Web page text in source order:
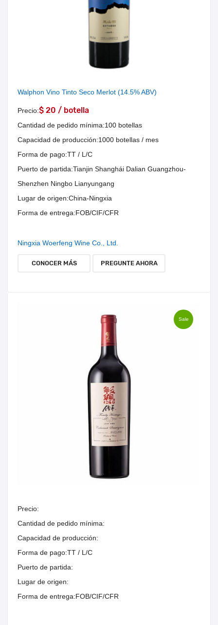
Walphon Vino Tinto Seco Merlot (14.5% ABV)
Precio:$ 20 / botella
Cantidad de pedido mínima:100 botellas
Capacidad de producción:1000 botellas / mes
Forma de pago:TT / L/C
Puerto de partida:Tianjin Shanghái Dalian Guangzhou-
Shenzhen Ningbo Lianyungang
Lugar de origen:China-Ningxia
Forma de entrega:FOB/CIF/CFR
Ningxia Woerfeng Wine Co., Ltd.
CONOCER MÁS PREGUNTE AHORA
Sale
Precio:
Cantidad de pedido mínima:
Capacidad de producción:
Forma de pago:TT / L/C
Puerto de partida:
Lugar de origen:
Forma de entrega:FOB/CIF/CFR